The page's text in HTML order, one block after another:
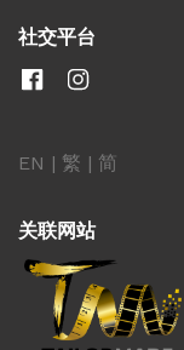
社交平台
EN | 繁 | 简
关联网站